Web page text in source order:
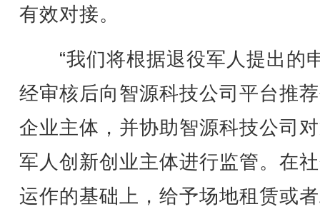
有效对接。
“我们将根据退役军人提出的
经审核后向智源科技公司平台推
企业主体，并协助智源科技公司
军人创新创业主体进行监管。在
运作的基础上，给予场地租赁或